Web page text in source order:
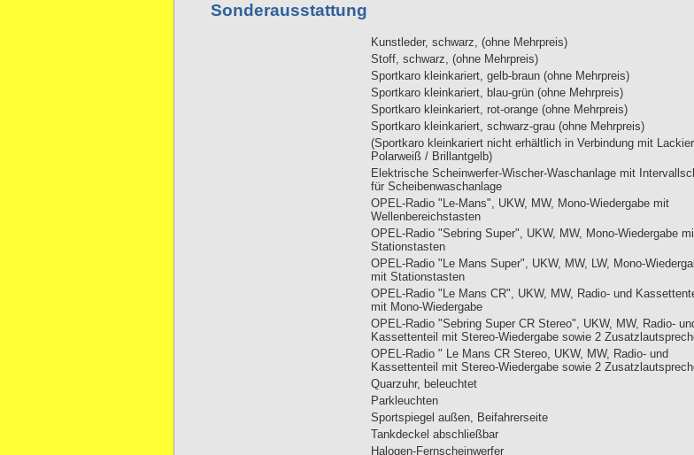
Sonderausstattung
Kunstleder, schwarz, (ohne Mehrpreis)
Stoff, schwarz, (ohne Mehrpreis)
Sportkaro kleinkariert, gelb-braun (ohne Mehrpreis)
Sportkaro kleinkariert, blau-grün (ohne Mehrpreis)
Sportkaro kleinkariert, rot-orange (ohne Mehrpreis)
Sportkaro kleinkariert, schwarz-grau (ohne Mehrpreis)
(Sportkaro kleinkariert nicht erhältlich in Verbindung mit
Polarweiß / Brillantgelb)
Elektrische Scheinwerfer-Wischer-Waschanlage mit
für Scheibenwaschanlage
OPEL-Radio "Le-Mans", UKW, MW, Mono-Wiedergabe mit
Wellenbereichstasten
OPEL-Radio "Sebring Super", UKW, MW, Mono-Wiedergabe
Stationstasten
OPEL-Radio "Le Mans Super", UKW, MW, LW, Mono-
mit Stationstasten
OPEL-Radio "Le Mans CR", UKW, MW, Radio- und
mit Mono-Wiedergabe
OPEL-Radio "Sebring Super CR Stereo", UKW, MW, Radio-
Kassettenteil mit Stereo-Wiedergabe sowie 2
OPEL-Radio " Le Mans CR Stereo, UKW, MW, Radio- und
Kassettenteil mit Stereo-Wiedergabe sowie 2
Quarzuhr, beleuchtet
Parkleuchten
Sportspiegel außen, Beifahrerseite
Tankdeckel abschließbar
Halogen-Fernscheinwerfer